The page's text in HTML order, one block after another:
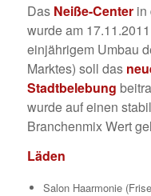
Das Neiße-Centerin
wurde am
einjährigem Umbau
Marktes) soll das
Stadtbelebung
wurde auf einen
Branchenmix Wert
Läden
Salon Haarmonie